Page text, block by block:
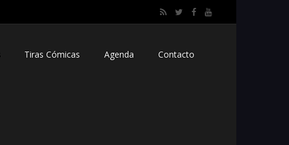
Tiras Cómicas Agenda Contacto